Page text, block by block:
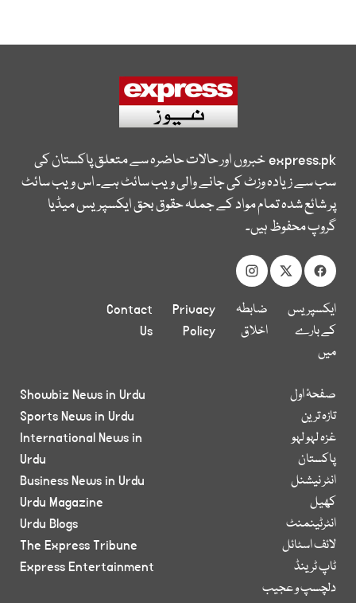
express.pkخبروں اور حالات حاضرہ سے متعلق پاکستان کی
سب سے زیادہ وزٹ کی جانے والی ویب سائٹ ہے۔ اس ویب سائٹ
پر شائع شدہ تمام مواد کے جملہ حقوق بحق ایکسپریس میڈیا
گروپ محفوظ ہیں۔
ایکسپریس
کے بارے
میں
ضابطہ
اخلاق
Privacy
Policy
Contact
Us
صفحۂ اول
تازہ ترین
غزہ لہو لہو
پاکستان
انٹر نیشنل
کھیل
انٹرٹینمنٹ
لائف اسٹائل
ٹاپ ٹرینڈ
دلچسپ و عجیب
Showbiz News in Urdu
Sports News in Urdu
International News in
Urdu
Business News in Urdu
Urdu Magazine
Urdu Blogs
The Express Tribune
Express Entertainment